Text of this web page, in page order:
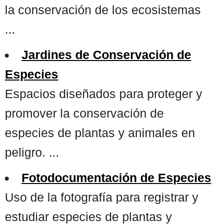
la conservación de los ecosistemas
...
Jardines de Conservación de
Especies
Espacios diseñados para proteger y
promover la conservación de
especies de plantas y animales en
peligro. ...
Fotodocumentación de Especies
Uso de la fotografía para registrar y
estudiar especies de plantas y